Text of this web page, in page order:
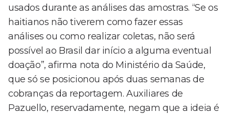
usados durante as análises das amostras. “Se os
haitianos não tiverem como fazer essas
análises ou como realizar coletas, não será
possível ao Brasil dar início a alguma eventual
doação”, afirma nota do Ministério da Saúde,
que só se posicionou após duas semanas de
cobranças da reportagem. Auxiliares de
Pazuello, reservadamente, negam que a ideia é